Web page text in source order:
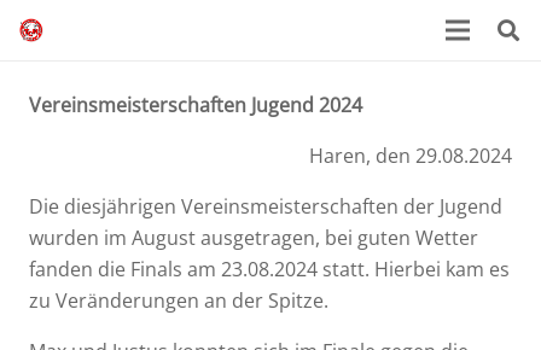
Vereinsmeisterschaften Jugend 2024
Haren, den 29.08.2024
Die diesjährigen Vereinsmeisterschaften der Jugend
wurden im August ausgetragen, bei guten Wetter
fanden die Finals am 23.08.2024 statt. Hierbei kam es
zu Veränderungen an der Spitze.